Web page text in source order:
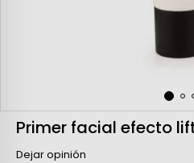
Primer facial efecto
Dejar opinión